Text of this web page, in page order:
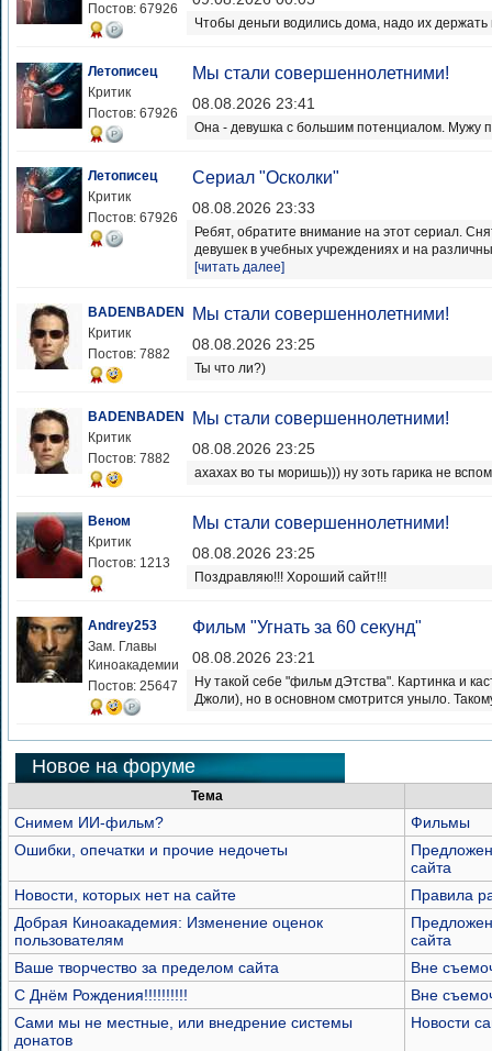
Постов: 67926
Чтобы деньги водились дома, надо их
Летописец
Критик
Постов: 67926
Мы стали совершеннолетними!
08.08.2026 23:41
Она - девушка с большим потенциалом. Мужу
Летописец
Критик
Постов: 67926
Сериал "Осколки"
08.08.2026 23:33
Ребят, обратите внимание на этот сериал.
девушек в учебных учреждениях и на
[читать далее]
BADENBADEN
Критик
Постов: 7882
Мы стали совершеннолетними!
08.08.2026 23:25
Ты что ли?)
BADENBADEN
Критик
Постов: 7882
Мы стали совершеннолетними!
08.08.2026 23:25
ахахах во ты моришь))) ну зоть гарика не
Веном
Критик
Постов: 1213
Мы стали совершеннолетними!
08.08.2026 23:25
Поздравляю!!! Хороший сайт!!!
Andrey253
Зам. Главы
Киноакадемии
Постов: 25647
Фильм "Угнать за 60 секунд"
08.08.2026 23:21
Ну такой себе "фильм дЭтства". Картинка и
Джоли), но в основном смотрится уныло.
Новое на форуме
Тема
Снимем ИИ-фильм?
Фильмы
Ошибки, опечатки и прочие недочеты
сайта
Новости, которых нет на сайте
Правила
Добрая Киноакадемия: Изменение оценок
пользователям
сайта
Ваше творчество за пределом сайта
Вне
С Днём Рождения!!!!!!!!!!
Вне
Сами мы не местные, или внедрение системы
донатов
Новости